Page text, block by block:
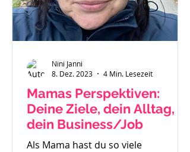
Mamas Perspektiven:
Deine Ziele, dein Alltag,
dein Business/Job
Als Mama hast du so viele
Nini Janni
8. Dez. 2023
4 Min. Lesezeit